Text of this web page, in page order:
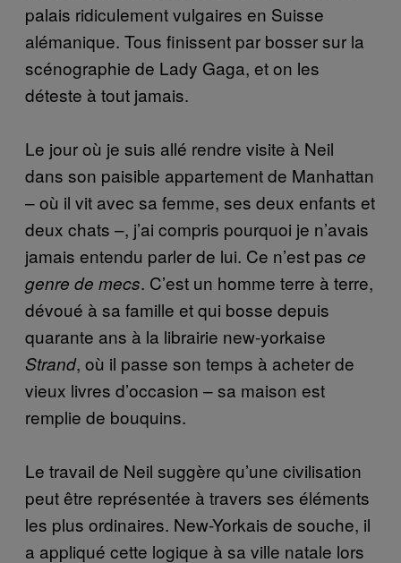
palais ridiculement vulgaires en Suisse
alémanique. Tous finissent par bosser sur la
scénographie de Lady Gaga, et on les
déteste à tout jamais.
Le jour où je suis allé rendre visite à Neil
dans son paisible appartement de Manhattan
– où il vit avec sa femme, ses deux enfants et
deux chats –, j’ai compris pourquoi je n’avais
jamais entendu parler de lui. Ce n’est pas ce
genre de mecs. C’est un homme terre à terre,
dévoué à sa famille et qui bosse depuis
quarante ans à la librairie new-yorkaise
Strand, où il passe son temps à acheter de
vieux livres d’occasion – sa maison est
remplie de bouquins.
Le travail de Neil suggère qu’une civilisation
peut être représentée à travers ses éléments
les plus ordinaires. New-Yorkais de souche, il
a appliqué cette logique à sa ville natale lors